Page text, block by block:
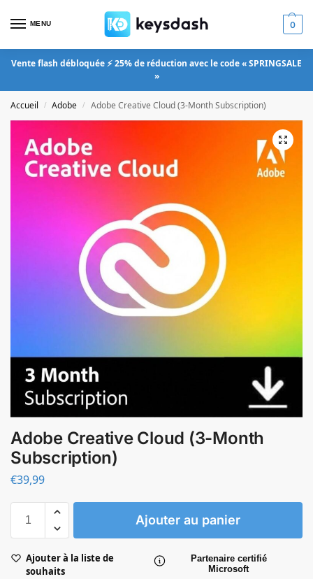
MENU 0
Vente flash débloquée ⚡ 25% de réduction avec le code « SPRINGSALE
»
Accueil / Adobe / Adobe Creative Cloud (3-Month Subscription)
Adobe Creative Cloud (3-Month
Subscription)
€39,99
Ajouter au panier
Ajouter à la liste de
souhaits
Partenaire certifié
Microsoft